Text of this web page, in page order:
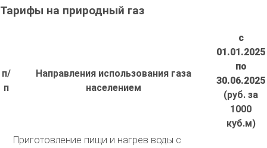
Тарифы на природный газ
п/
п
Направления использования газа
населением
с
01.01.2025
по
30.06.2025
(руб. за
1000
куб.м)
Приготовление пищи и нагрев воды с